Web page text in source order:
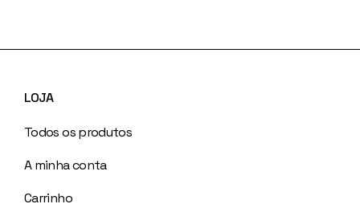
LOJA
Todos os produtos
A minha conta
Carrinho